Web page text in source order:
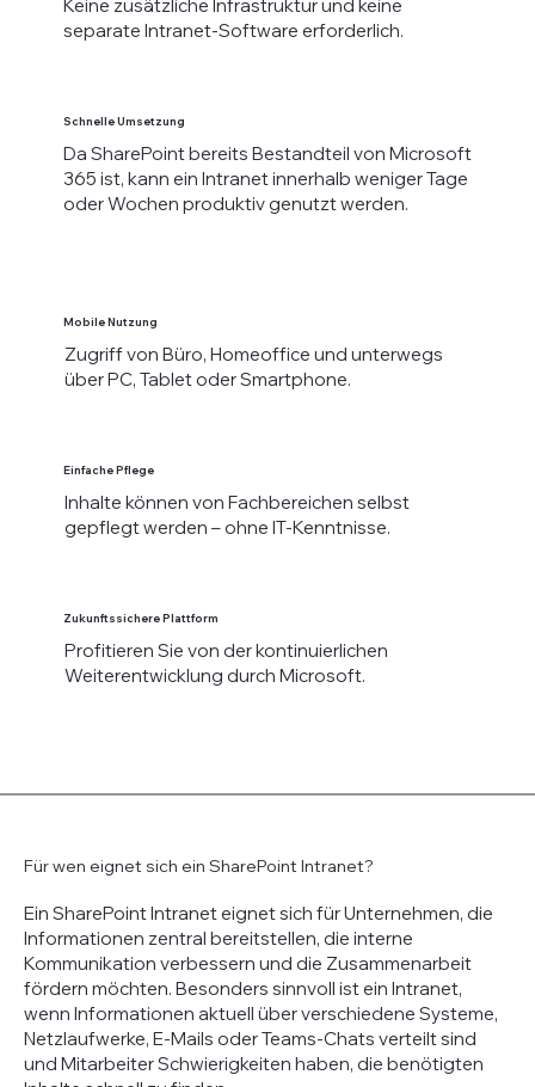
Mobile Nutzung
Zugriff von Büro, Homeoffice und unterwegs
über PC, Tablet oder Smartphone.
Einfache Pflege
Inhalte können von Fachbereichen selbst
gepflegt werden – ohne IT-Kenntnisse.
Zukunftssichere Plattform
Profitieren Sie von der kontinuierlichen
Weiterentwicklung durch Microsoft.
Keine zusätzliche Infrastruktur und keine
separate Intranet-Software erforderlich.
Schnelle Umsetzung
Da SharePoint bereits Bestandteil von Microsoft
365 ist, kann ein Intranet innerhalb weniger Tage
oder Wochen produktiv genutzt werden.
Für wen eignet sich ein SharePoint Intranet?
Ein SharePoint Intranet eignet sich für Unternehmen, die
Informationen zentral bereitstellen, die interne
Kommunikation verbessern und die Zusammenarbeit
fördern möchten. Besonders sinnvoll ist ein Intranet,
wenn Informationen aktuell über verschiedene Systeme,
Netzlaufwerke, E-Mails oder Teams-Chats verteilt sind
und Mitarbeiter Schwierigkeiten haben, die benötigten